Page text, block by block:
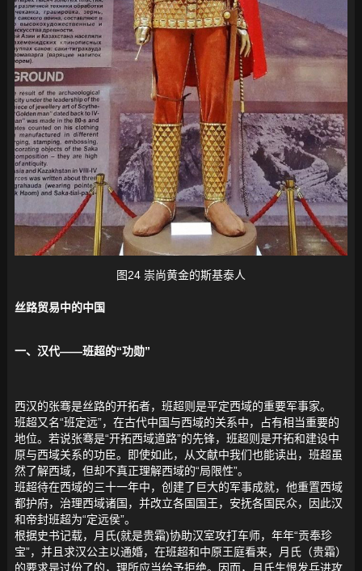
图24 崇尚黄金的斯基泰人
丝路贸易中的中国
一、汉代——班超的“功勋”
西汉的张骞是丝路的开拓者，班超则是平定西域的重要军事家。
班超又名“班定远”，在古代中国与西域的关系中，占有相当重要的
地位。若说张骞是“开拓西域道路”的先锋，班超则是开拓和建设中
原与西域关系的功臣。即使如此，从文献中我们也能读出，班超虽
然了解西域，但却不真正理解西域的“局限性”。
班超待在西域的三十一年中，创建了巨大的军事成就，他重置西域
都护府，治理西域诸国，并改立各国国王，安抚各国民众，因此汉
和帝封班超为“定远侯”。
根据史书记载，月氏(就是贵霜)协助汉室攻打车师，年年“贡奉珍
宝”，并且求汉公主以通婚，在班超和中原王庭看来，月氏（贵霜）
的要求是过份了的，理所应当给予拒绝。因而，月氏生恨发兵进攻